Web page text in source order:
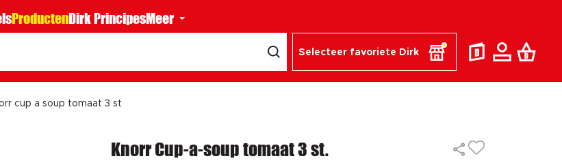
ProductenDirk PrincipesMeer
Selecteer favoriete Dirk
cup a soup tomaat 3 st
Knorr Cup-a-soup tomaat 3 st.